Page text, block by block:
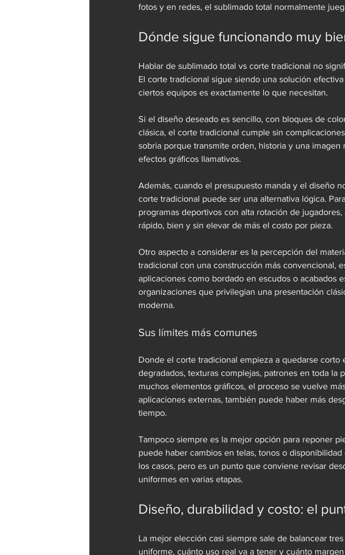
fotos y en redes, el sublimado total normalmente
Dónde sigue funcionando muy
Hablar de sublimado total vs corte tradicional no
El corte tradicional sigue siendo una solución
ciertos equipos es exactamente lo que necesitan.
Si el diseño deseado es sencillo, con bloques de
clásica, el corte tradicional cumple sin
sobria porque transmite orden, historia y una imagen
efectos gráficos llamativos.
Además, cuando el presupuesto manda y el diseño
corte tradicional puede ser una alternativa lógica.
programas deportivos con alta rotación de
rápido, bien y sin elevar de más el costo por pieza.
Otro aspecto a considerar es la percepción del
tradicional con una construcción más convencional,
aplicaciones como bordado en escudos o acabados
organizaciones que privilegian una presentación
moderna.
Sus límites más comunes
Donde el corte tradicional empieza a quedarse corto
degradados, texturas complejas, patrones en toda la
muchos elementos gráficos, el proceso se vuelve
aplicaciones externas, también puede haber más
tiempo.
Tampoco siempre es la mejor opción para reponer
puede haber cambios en telas, tonos o
los casos, pero es un punto que conviene revisar
uniformes en varias etapas.
Diseño, durabilidad y costo: el
La mejor elección casi siempre sale de balancear
uniforme, cuánto uso real va a tener y cuánto